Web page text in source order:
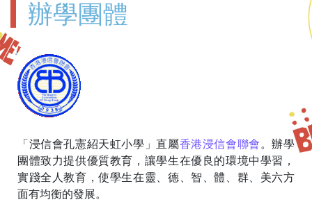
辦學團體
「浸信會孔憲紹天虹小學」直屬香港浸信會聯會。辦學
團體致力提供優質教育，讓學生在優良的環境中學習，
實踐全人教育，使學生在靈、德、智、體、群、美六方
面有均衡的發展。